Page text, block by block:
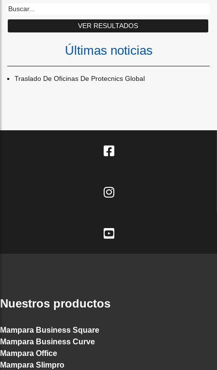
Últimas noticias
Traslado De Oficinas De Protecnics Global
Nuestros productos
Mampara Business Square
Mampara Business Curve
Mampara Office
Mampara Slimpro